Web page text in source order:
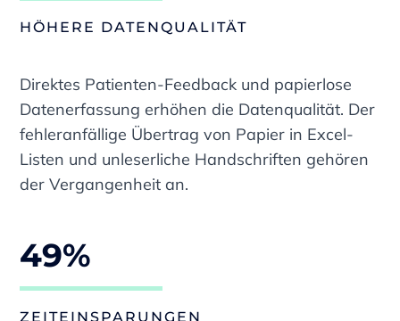
HÖHERE DATENQUALITÄT
Direktes Patienten-Feedback und papierlose
Datenerfassung erhöhen die Datenqualität. Der
fehleranfällige Übertrag von Papier in Excel-
Listen und unleserliche Handschriften gehören
der Vergangenheit an.
49%
ZEITEINSPARUNGEN